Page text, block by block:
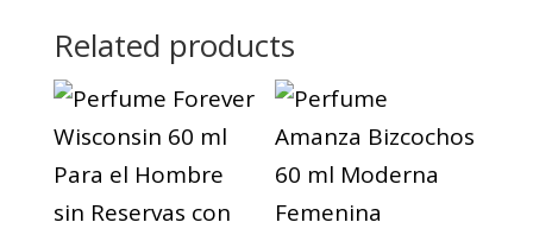
Related products